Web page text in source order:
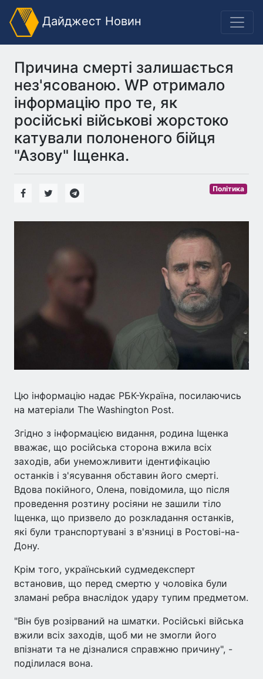
Дайджест Новин
Причина смерті залишається
нез'ясованою. WP отримало
інформацію про те, як
російські військові жорстоко
катували полоненого бійця
"Азову" Іщенка.
Політика
Цю інформацію надає РБК-Україна, посилаючись
на матеріали The Washington Post.
Згідно з інформацією видання, родина Іщенка
вважає, що російська сторона вжила всіх
заходів, аби унеможливити ідентифікацію
останків і з'ясування обставин його смерті.
Вдова покійного, Олена, повідомила, що після
проведення розтину росіяни не зашили тіло
Іщенка, що призвело до розкладання останків,
які були транспортувані з в'язниці в Ростові-на-
Дону.
Крім того, український судмедексперт
встановив, що перед смертю у чоловіка були
зламані ребра внаслідок удару тупим предметом.
"Він був розірваний на шматки. Російські війська
вжили всіх заходів, щоб ми не змогли його
впізнати та не дізналися справжню причину", -
поділилася вона.